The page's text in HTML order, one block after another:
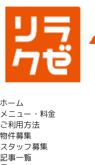
ホーム
メニュー・料金
ご利用方法
物件募集
スタッフ募集
記事一覧